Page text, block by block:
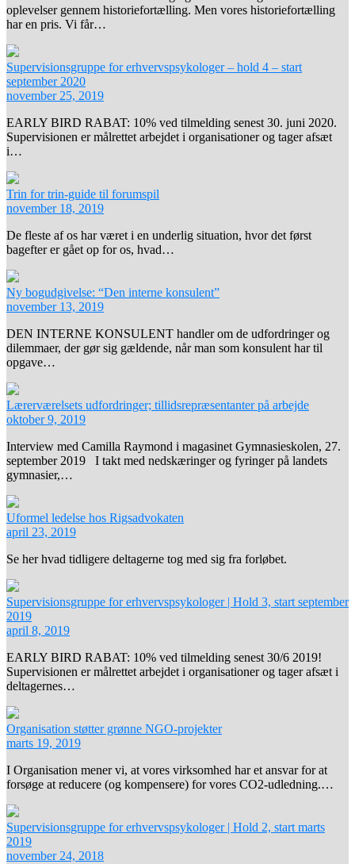
oplevelser gennem historiefortælling. Men vores historiefortælling
har en pris. Vi får…
Supervisionsgruppe for erhvervspsykologer – hold 4 – start
september 2020
november 25, 2019
EARLY BIRD RABAT: 10% ved tilmelding senest 30. juni 2020.
Supervisionen er målrettet arbejdet i organisationer og tager afsæt
i…
Trin for trin-guide til forumspil
november 18, 2019
De fleste af os har været i en underlig situation, hvor det først
bagefter er gået op for os, hvad…
Ny bogudgivelse: “Den interne konsulent”
november 13, 2019
DEN INTERNE KONSULENT handler om de udfordringer og
dilemmaer, der gør sig gældende, når man som konsulent har til
opgave…
Lærerværelsets udfordringer; tillidsrepræsentanter på arbejde
oktober 9, 2019
Interview med Camilla Raymond i magasinet Gymnasieskolen, 27.
september 2019 I takt med nedskæringer og fyringer på landets
gymnasier,…
Uformel ledelse hos Rigsadvokaten
april 23, 2019
Se her hvad tidligere deltagerne tog med sig fra forløbet.
Supervisionsgruppe for erhvervspsykologer | Hold 3, start september
2019
april 8, 2019
EARLY BIRD RABAT: 10% ved tilmelding senest 30/6 2019!
Supervisionen er målrettet arbejdet i organisationer og tager afsæt i
deltagernes…
Organisation støtter grønne NGO-projekter
marts 19, 2019
I Organisation mener vi, at vores virksomhed har et ansvar for at
forsøge at reducere (og kompensere) for vores CO2-udledning.…
Supervisionsgruppe for erhvervspsykologer | Hold 2, start marts
2019
november 24, 2018